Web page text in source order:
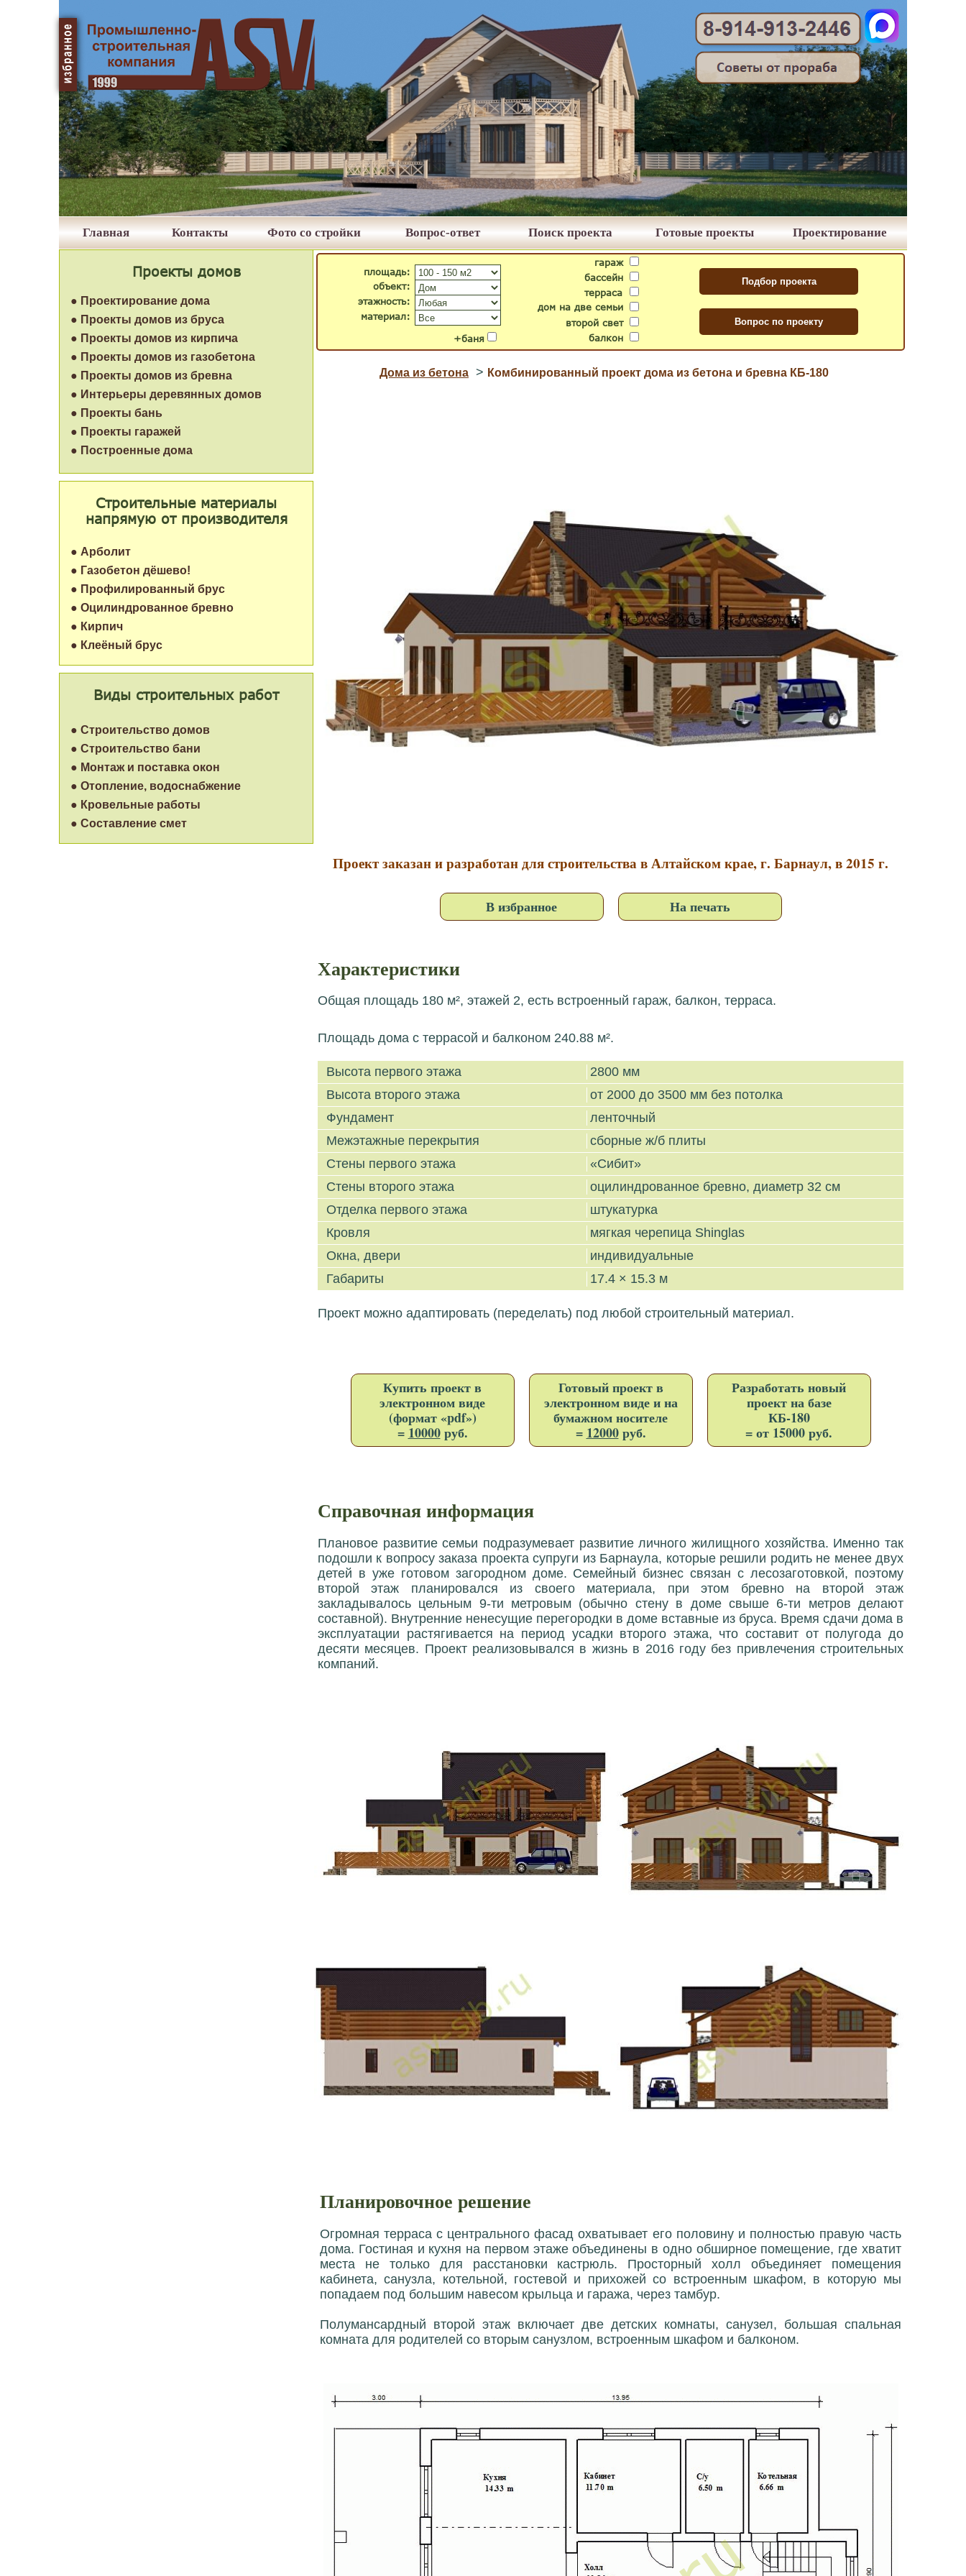
Проектирование
Главная Фото со стройки
Контакты Вопрос-ответ Поиск проекта Готовые проекты
Проекты домов
● Проектирование дома
● Проекты домов из бруса
● Проекты домов из кирпича
● Проекты домов из газобетона
● Проекты домов из бревна
● Интерьеры деревянных домов
● Проекты бань
● Проекты гаражей
● Построенные дома
Виды строительных работ
● Строительство домов
● Строительство бани
● Монтаж и поставка окон
● Отопление, водоснабжение
● Кровельные работы
● Составление смет
Строительные материалы
напрямую от производителя
● Арболит
● Газобетон дёшево!
● Профилированный брус
● Оцилиндрованное бревно
● Кирпич
● Клеёный брус
гараж
бассейн
второй свет
дом на две семьи
терраса
балкон
+баня
объект:
материал:
площадь:
этажность:
Дома из бетона > Комбинированный проект дома из бетона и бревна КБ-180
Проект заказан и разработан для строительства в Алтайском крае, г. Барнаул, в 2015 г.
В избранное На печать
Характеристики
Общая площадь 180 м², этажей 2, есть встроенный гараж, балкон, терраса.
Площадь дома с террасой и балконом 240.88 м².
Высота первого этажа
2800 мм
Высота второго этажа
от 2000 до 3500 мм без потолка
Фундамент
ленточный
Межэтажные перекрытия
сборные ж/б плиты
Стены первого этажа
«Сибит»
Стены второго этажа
оцилиндрованное бревно, диаметр 32 см
Отделка первого этажа
штукатурка
Кровля
мягкая черепица Shinglas
Окна, двери
индивидуальные
Габариты
17.4 × 15.3 м
Проект можно адаптировать (переделать) под любой строительный материал.
Купить проект в
электронном виде
(формат «pdf»)
= 10000руб.
Готовый проект в
электронном виде и на
бумажном носителе
= 12000руб.
Разработать новый
проект на базе
КБ-180
= от 15000 руб.
Справочная информация
Плановое развитие семьи подразумевает развитие личного жилищного хозяйства. Именно так
подошли к вопросу заказа проекта супруги из Барнаула, которые решили родить не менее двух
детей в уже готовом загородном доме. Семейный бизнес связан с лесозаготовкой, поэтому
второй этаж планировался из своего материала, при этом бревно на второй этаж
закладывалось цельным 9-ти метровым (обычно стену в доме свыше 6-ти метров делают
составной). Внутренние ненесущие перегородки в доме вставные из бруса. Время сдачи дома в
эксплуатации растягивается на период усадки второго этажа, что составит от полугода до
десяти месяцев. Проект реализовывался в жизнь в 2016 году без привлечения строительных
компаний.
Планировочное решение
Огромная терраса с центрального фасад охватывает его половину и полностью правую часть
дома. Гостиная и кухня на первом этаже объединены в одно обширное помещение, где хватит
места не только для расстановки кастрюль. Просторный холл объединяет помещения
кабинета, санузла, котельной, гостевой и прихожей со встроенным шкафом, в которую мы
попадаем под большим навесом крыльца и гаража, через тамбур.
Полумансардный второй этаж включает две детских комнаты, санузел, большая спальная
комната для родителей со вторым санузлом, встроенным шкафом и балконом.